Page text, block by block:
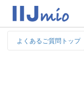
よくあるご質問トップ